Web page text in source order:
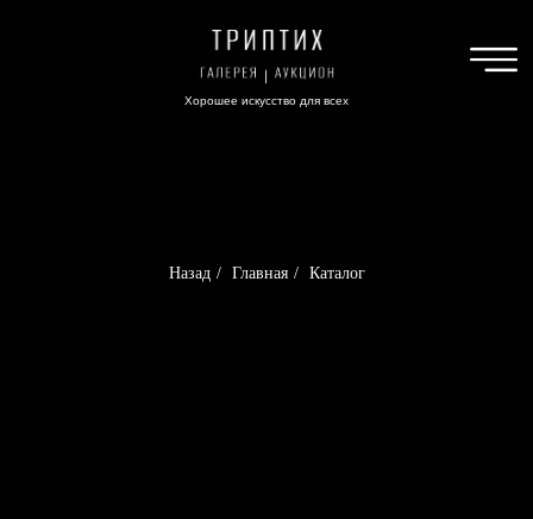
Хорошее искусство для всех
Назад / Главная / Каталог